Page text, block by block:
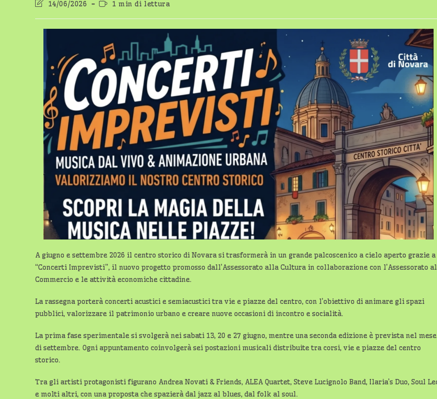
Ultima
dell'articolo:
14/06/2026
Tempo
lettura:
1 min di lettura
A giugno e settembre 2026 il centro storico di Novara si trasformerà in un grande palcoscenico a cielo aperto grazie a
“Concerti Imprevisti”, il nuovo progetto promosso dall’Assessorato alla Cultura in collaborazione con l’Assessorato al
Commercio e le attività economiche cittadine.
La rassegna porterà concerti acustici e semiacustici tra vie e piazze del centro, con l’obiettivo di animare gli spazi
pubblici, valorizzare il patrimonio urbano e creare nuove occasioni di incontro e socialità.
La prima fase sperimentale si svolgerà nei sabati 13, 20 e 27 giugno, mentre una seconda edizione è prevista nel mese
di settembre. Ogni appuntamento coinvolgerà sei postazioni musicali distribuite tra corsi, vie e piazze del centro
storico.
Tra gli artisti protagonisti figurano Andrea Novati & Friends, ALEA Quartet, Steve Lucignolo Band, Ilaria’s Duo, Soul
e molti altri, con una proposta che spazierà dal jazz al blues, dal folk al soul.